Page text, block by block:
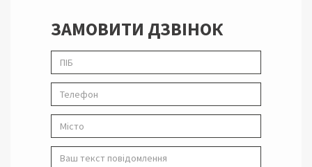
ЗАМОВИТИ ДЗВІНОК